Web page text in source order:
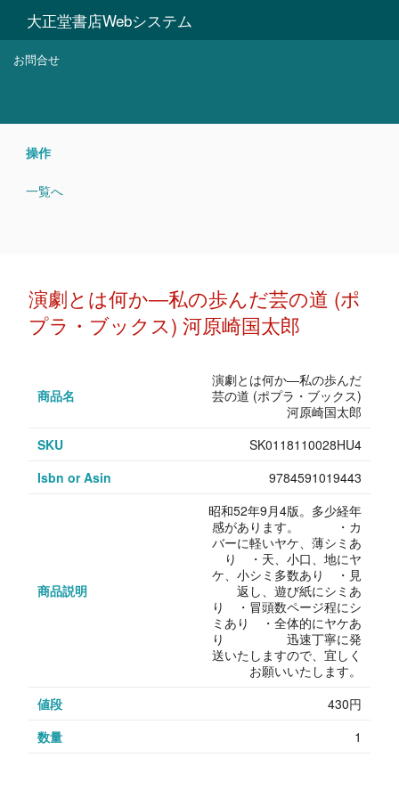
大正堂書店Webシステム
お問合せ
操作
一覧へ
演劇とは何か―私の歩んだ芸の道 (ポ
プラ・ブックス) 河原崎国太郎
商品名
演劇とは何か―私の歩んだ
芸の道 (ポプラ・ブックス)
河原崎国太郎
SKU
SK0118110028HU4
Isbn or Asin
9784591019443
商品説明
昭和52年9月4版。多少経年
感があります。 ・カ
バーに軽いヤケ、薄シミあ
り ・天、小口、地にヤ
ケ、小シミ多数あり ・見
返し、遊び紙にシミあ
り ・冒頭数ページ程にシ
ミあり ・全体的にヤケあ
り 迅速丁寧に発
送いたしますので、宜しく
お願いいたします。
値段
430円
数量
1